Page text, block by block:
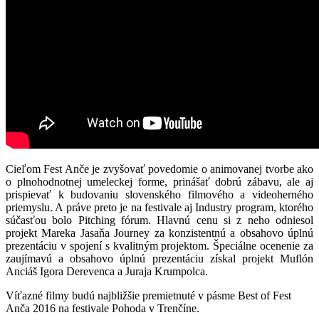
Cieľom Fest Anče je zvyšovať povedomie o animovanej tvorbe ako
o plnohodnotnej umeleckej forme, prinášať dobrú zábavu, ale aj
prispievať k budovaniu slovenského filmového a videoherného
priemyslu. A práve preto je na festivale aj Industry program, ktorého
súčasťou bolo Pitching fórum. Hlavnú cenu si z neho odniesol
projekt Mareka Jasaňa Journey za konzistentnú a obsahovo úplnú
prezentáciu v spojení s kvalitným projektom. Špeciálne ocenenie za
zaujímavú a obsahovo úplnú prezentáciu získal projekt Muflón
Anciáš Igora Derevenca a Juraja Krumpolca.
Víťazné filmy budú najbližšie premietnuté v pásme Best of Fest
Anča 2016 na festivale Pohoda v Trenčíne.